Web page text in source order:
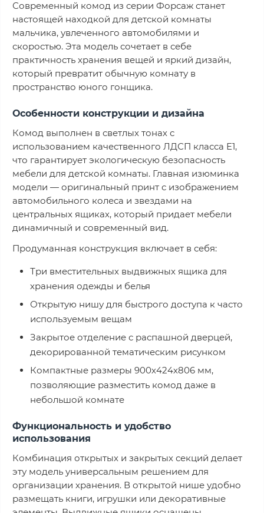
Современный комод из серии Форсаж станет
настоящей находкой для детской комнаты
мальчика, увлеченного автомобилями и
скоростью. Эта модель сочетает в себе
практичность хранения вещей и яркий дизайн,
который превратит обычную комнату в
пространство юного гонщика.
Особенности конструкции и дизайна
Комод выполнен в светлых тонах с
использованием качественного ЛДСП класса Е1,
что гарантирует экологическую безопасность
мебели для детской комнаты. Главная изюминка
модели — оригинальный принт с изображением
автомобильного колеса и звездами на
центральных ящиках, который придает мебели
динамичный и современный вид.
Продуманная конструкция включает в себя:
Три вместительных выдвижных ящика для
хранения одежды и белья
Открытую нишу для быстрого доступа к часто
используемым вещам
Закрытое отделение с распашной дверцей,
декорированной тематическим рисунком
Компактные размеры 900х424х806 мм,
позволяющие разместить комод даже в
небольшой комнате
Функциональность и удобство
использования
Комбинация открытых и закрытых секций делает
эту модель универсальным решением для
организации хранения. В открытой нише удобно
размещать книги, игрушки или декоративные